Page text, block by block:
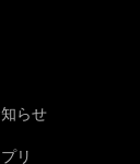
らせ
リ